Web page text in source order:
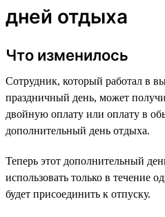
дней отдыха
Что изменилось
Сотрудник, который работал в
праздничный день, может
двойную оплату или оплату в
дополнительный день отдыха.
Теперь этот дополнительный
использовать только в течение
будет присоединить к отпуску.